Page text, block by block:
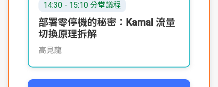
14:30 - 15:10 分堂議程
部署零停機的秘密：Kamal 流量
切換原理拆解
高見龍